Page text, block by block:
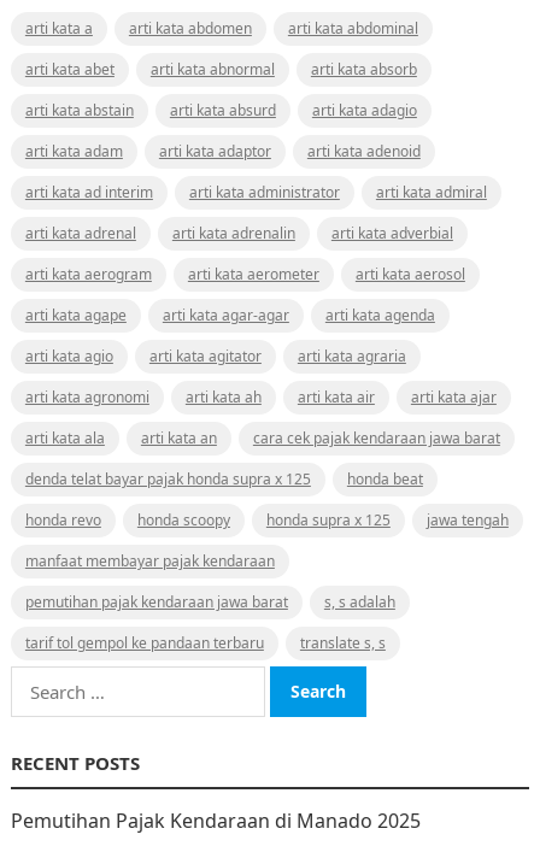
arti kata a arti kata abdomen
arti kata abdominal
arti kata abet
arti kata abnormal
arti kata absorb
arti kata abstain
arti kata absurd
arti kata adagio
arti kata adam
arti kata adaptor
arti kata adenoid
arti kata ad interim
arti kata administrator
arti kata admiral
arti kata adrenal
arti kata adrenalin
arti kata adverbial
arti kata aerogram
arti kata aerometer
arti kata aerosol
arti kata agape
arti kata agar-agar
arti kata agenda
arti kata agio
arti kata agitator
arti kata agraria
arti kata agronomi
arti kata ah arti kata air
arti kata ajar
arti kata ala
arti kata an
cara cek pajak kendaraan jawa barat
denda telat bayar pajak honda supra x 125
honda beat
honda revo
honda scoopy honda supra x 125
jawa tengah
manfaat membayar pajak kendaraan
pemutihan pajak kendaraan jawa barat
s, s adalah
tarif tol gempol ke pandaan terbaru
translate s, s
Search
for:
RECENT POSTS
Pemutihan Pajak Kendaraan di Manado 2025